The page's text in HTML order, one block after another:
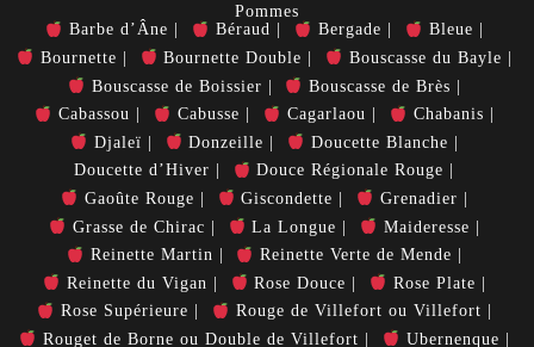
Pommes
Barbe d’Âne
Béraud Bergade
Bleue
Bournette
Bournette Double
Bouscasse du Bayle
Bouscasse de Boissier
Bouscasse de Brès
Cabassou
Cabusse Cagarlaou
Chabanis
Djaleï
Donzeille
Doucette Blanche
Doucette d’Hiver
Douce Régionale Rouge
Gaoûte Rouge
Giscondette
Grenadier
Grasse de Chirac
La Longue
Maideresse
Reinette Martin
Reinette Verte de Mende
Reinette du Vigan
Rose Douce
Rose Plate
Rose Supérieure
Rouge de Villefort ou Villefort
Rouget de Borne ou Double de Villefort
Ubernenque